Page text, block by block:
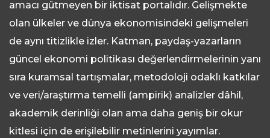
amacı gütmeyen bir iktisat portalıdır. Gelişmekte
olan ülkeler ve dünya ekonomisindeki gelişmeleri
de aynı titizlikle izler. Katman, paydaş-yazarların
güncel ekonomi politikası değerlendirmelerinin yanı
sıra kuramsal tartışmalar, metodoloji odaklı katkılar
ve veri/araştırma temelli (ampirik) analizler dâhil,
akademik derinliği olan ama daha geniş bir okur
kitlesi için de erişilebilir metinlerini yayımlar.